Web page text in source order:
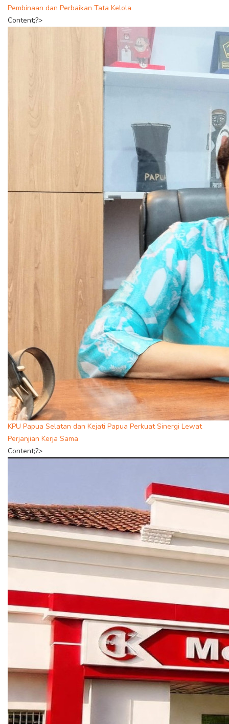
Pembinaan dan Perbaikan Tata Kelola
Content;?>
KPU Papua Selatan dan Kejati Papua Perkuat Sinergi Lewat
Perjanjian Kerja Sama
Content;?>